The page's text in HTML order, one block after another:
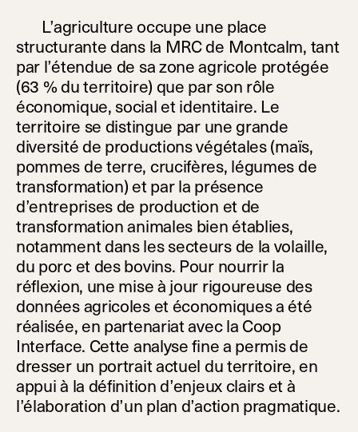
L’agriculture occupe une place
structurante dans la MRC de Montcalm, tant
par l’étendue de sa zone agricole protégée
(63 % du territoire) que par son rôle
économique, social et identitaire. Le
territoire se distingue par une grande
diversité de productions végétales (maïs,
pommes de terre, crucifères, légumes de
transformation) et par la présence
d’entreprises de production et de
transformation animales bien établies,
notamment dans les secteurs de la volaille,
du porc et des bovins. Pour nourrir la
réflexion, une mise à jour rigoureuse des
données agricoles et économiques a été
réalisée, en partenariat avec la Coop
Interface. Cette analyse fine a permis de
dresser un portrait actuel du territoire, en
appui à la définition d’enjeux clairs et à
l’élaboration d’un plan d’action pragmatique.